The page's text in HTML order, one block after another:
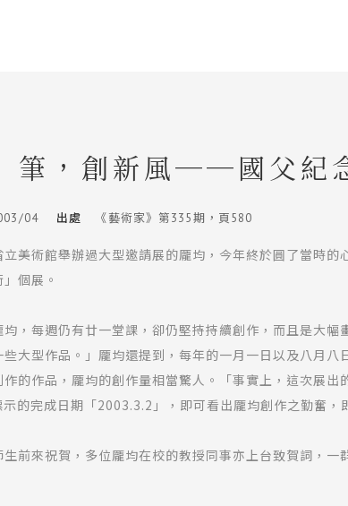
筆，創新風──國父紀
04 出處 《藝術家》第335期，頁580
美術館舉辦過大型邀請展的龎均，今年終於圓了當時
個展。
，每週仍有廿一堂課，卻仍堅持持續創作，而且是大
大型作品。」龎均還提到，每年的一月一日以及八月
的作品，龎均的創作量相當驚人。「事實上，這次展
的完成日期「2003.3.2」，即可看出龎均創作之勤奮，
前來祝賀，多位龎均在校的教授同事亦上台致賀詞，